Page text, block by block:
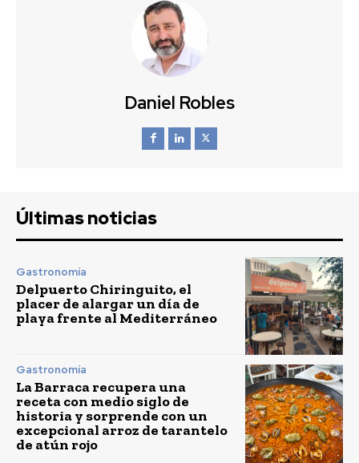
Daniel Robles
Últimas noticias
Gastronomía
Delpuerto Chiringuito, el
placer de alargar un día de
playa frente al Mediterráneo
Gastronomía
La Barraca recupera una
receta con medio siglo de
historia y sorprende con un
excepcional arroz de tarantelo
de atún rojo